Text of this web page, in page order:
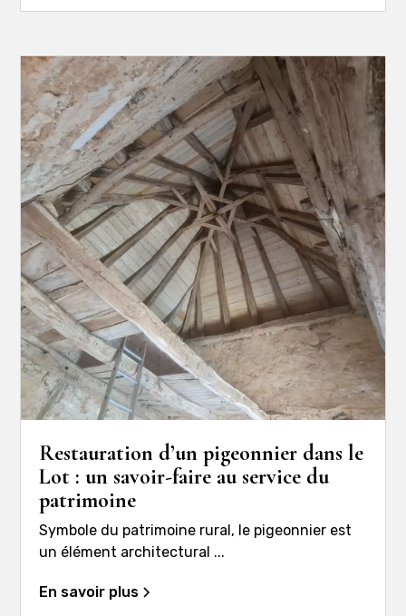
Restauration d’un pigeonnier dans le
Lot : un savoir-faire au service du
patrimoine
Symbole du patrimoine rural, le pigeonnier est
un élément architectural ...
En savoir plus